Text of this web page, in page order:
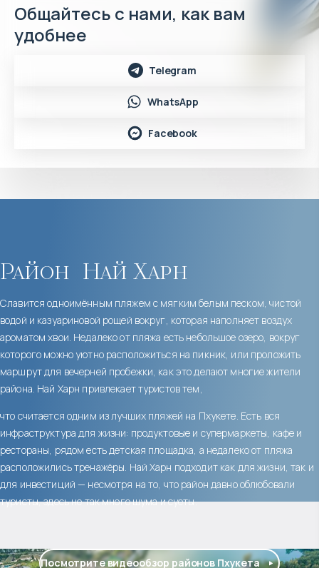
Общайтесь с нами, как вам
удобнее
Telegram
WhatsApp
Facebook
Район Най Харн
Славится одноимённым пляжем с мягким белым песком, чистой
водой и казуариновой рощей вокруг, которая наполняет воздух
ароматом хвои. Недалеко от пляжа есть небольшое озеро, вокруг
которого можно уютно расположиться на пикник, или проложить
маршрут для вечерней пробежки, как это делают многие жители
района. Най Харн привлекает туристов тем,
что считается одним из лучших пляжей на Пхукете. Есть вся
инфраструктура для жизни: продуктовые и супермаркеты, кафе и
рестораны, рядом есть детская площадка, а недалеко от пляжа
расположились тренажёры. Най Харн подходит как для жизни, так и
для инвестиций — несмотря на то, что район давно облюбовали
туристы, здесь не так много шума и суеты.
Посмотрите видеообзор районов Пхукета